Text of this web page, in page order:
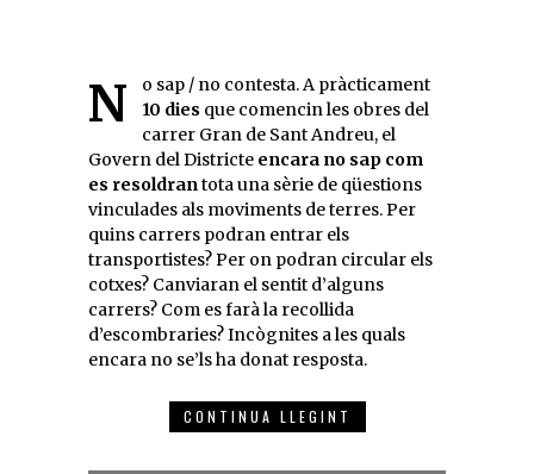
No sap / no contesta. A pràcticament
10 dies que comencin les obres del
carrer Gran de Sant Andreu, el
Govern del Districte encara no sap com
es resoldrantota una sèrie de qüestions
vinculades als moviments de terres. Per
quins carrers podran entrar els
transportistes? Per on podran circular els
cotxes? Canviaran el sentit d’alguns
carrers? Com es farà la recollida
d’escombraries? Incògnites a les quals
encara no se’ls ha donat resposta.
CONTINUA LLEGINT